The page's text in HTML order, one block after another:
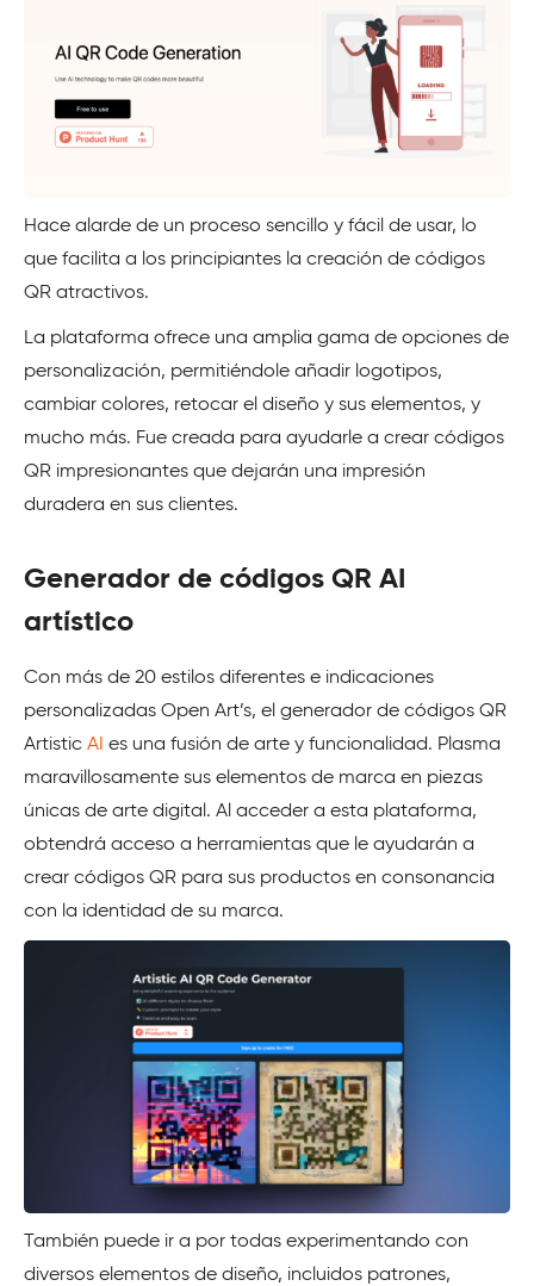
Hace alarde de un proceso sencillo y fácil de usar, lo
que facilita a los principiantes la creación de códigos
QR atractivos.
La plataforma ofrece una amplia gama de opciones de
personalización, permitiéndole añadir logotipos,
cambiar colores, retocar el diseño y sus elementos, y
mucho más. Fue creada para ayudarle a crear códigos
QR impresionantes que dejarán una impresión
duradera en sus clientes.
Generador de códigos QR AI
artístico
Con más de 20 estilos diferentes e indicaciones
personalizadas Open Art’s, el generador de códigos QR
Artistic AI es una fusión de arte y funcionalidad. Plasma
maravillosamente sus elementos de marca en piezas
únicas de arte digital. Al acceder a esta plataforma,
obtendrá acceso a herramientas que le ayudarán a
crear códigos QR para sus productos en consonancia
con la identidad de su marca.
También puede ir a por todas experimentando con
diversos elementos de diseño, incluidos patrones,